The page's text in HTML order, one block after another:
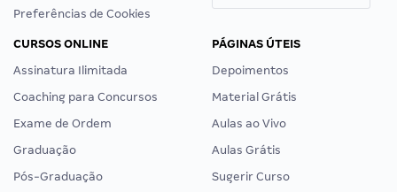
Preferências de Cookies
CURSOS ONLINE
Assinatura Ilimitada
Coaching para Concursos
Exame de Ordem
Graduação
Pós-Graduação
PÁGINAS ÚTEIS
Depoimentos
Material Grátis
Aulas ao Vivo
Aulas Grátis
Sugerir Curso